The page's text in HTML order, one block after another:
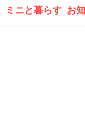
ミニと暮らす お